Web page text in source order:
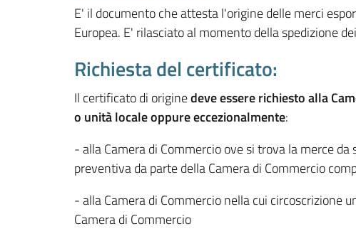
E' il documento che attesta l'origine delle merci
Europea. E' rilasciato al momento della spedizione
Richiesta del certificato:
Il certificato di originedeve essere richiesto alla
o unità locale oppure eccezionalmente:
- alla Camera di Commercio ove si trova la merce
preventiva da parte della Camera di Commercio
- alla Camera di Commercio nella cui circoscrizione
Camera di Commercio